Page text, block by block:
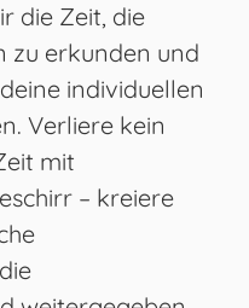
die Zeit, die
zu erkunden und
individuellen
Verliere kein
mit
– kreiere